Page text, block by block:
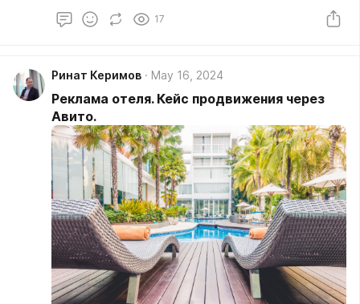
17
Ринат Керимов May 16, 2024
Реклама отеля. Кейс продвижения через
Авито.